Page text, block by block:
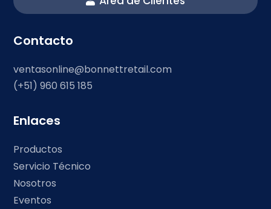
Contacto
ventasonline@bonnettretail.com
(+51) 960 615 185
Enlaces
Productos
Servicio Técnico
Nosotros
Eventos